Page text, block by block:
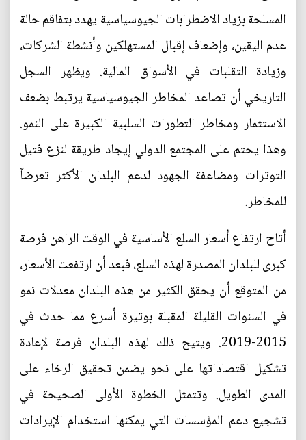
المسلحة بزياد الاضطرابات الجيوسياسية يهدد بتفاقم حالة
عدم اليقين، وإضعاف إقبال المستهلكين وأنشطة الشركات،
وزيادة التقلبات في الأسواق المالية. ويظهر السجل
التاريخي أن تصاعد المخاطر الجيوسياسية يرتبط بضعف
الاستثمار ومخاطر التطورات السلبية الكبيرة على النمو.
وهذا يحتم على المجتمع الدولي إيجاد طريقة لنزع فتيل
التوترات ومضاعفة الجهود لدعم البلدان الأكثر تعرضاً
للمخاطر.
أتاح ارتفاع أسعار السلع الأساسية في الوقت الراهن فرصة
كبرى للبلدان المصدرة لهذه السلع، فبعد أن ارتفعت الأسعار،
من المتوقع أن يحقق الكثير من هذه البلدان معدلات نمو
في السنوات القليلة المقبلة بوتيرة أسرع مما حدث في
2015-2019. ويتيح ذلك لهذه البلدان فرصة لإعادة
تشكيل اقتصاداتها على نحو يضمن تحقيق الرخاء على
المدى الطويل. وتتمثل الخطوة الأولى الصحيحة في
تشجيع دعم المؤسسات التي يمكنها استخدام الإيرادات